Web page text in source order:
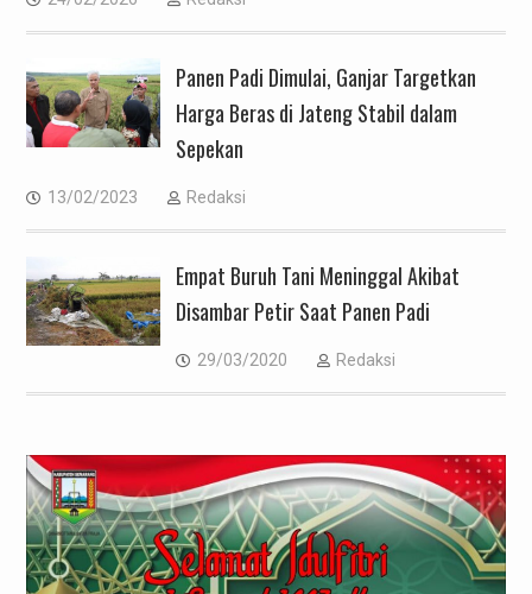
Panen Padi Dimulai, Ganjar Targetkan
Harga Beras di Jateng Stabil dalam
Sepekan
13/02/2023 Redaksi
Empat Buruh Tani Meninggal Akibat
Disambar Petir Saat Panen Padi
29/03/2020 Redaksi